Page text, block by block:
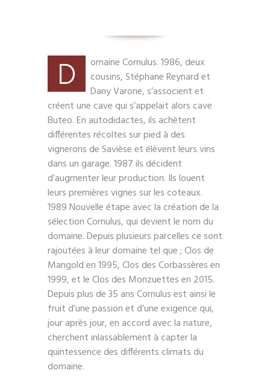
D
omaine Cornulus. 1986, deux
cousins, Stéphane Reynard et
Dany Varone, s’associent et
créent une cave qui s’appelait alors cave
Buteo. En autodidactes, ils achètent
différentes récoltes sur pied à des
vignerons de Savièse et élèvent leurs vins
dans un garage. 1987 ils décident
d’augmenter leur production. Ils louent
leurs premières vignes sur les coteaux.
1989 Nouvelle étape avec la création de la
sélection Cornulus, qui devient le nom du
domaine. Depuis plusieurs parcelles ce sont
rajoutées à leur domaine tel que ; Clos de
Mangold en 1995, Clos des Corbassères en
1999, et le Clos des Monzuettes en 2015.
Depuis plus de 35 ans Cornulus est ainsi le
fruit d’une passion et d’une exigence qui,
jour après jour, en accord avec la nature,
cherchent inlassablement à capter la
quintessence des différents climats du
domaine.